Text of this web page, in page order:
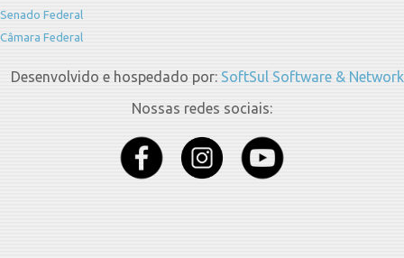
Senado Federal
Câmara Federal
Desenvolvido e hospedado por: SoftSul Software & Network
Nossas redes sociais: